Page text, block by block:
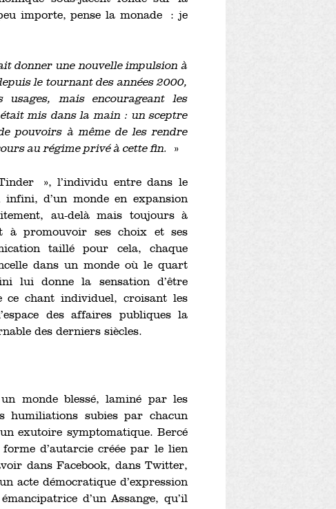
importe, pense la monade : je
donner une nouvelle impulsion à
le tournant des années 2000,
mais encourageant les
mis dans la main : un sceptre
pouvoirs à même de les rendre
au régime privé à cette fin.
»
», l’individu entre dans le
d’un monde en expansion
au-delà mais toujours à
à promouvoir ses choix et ses
taillé pour cela, chaque
dans un monde où le quart
lui donne la sensation d’être
ce chant individuel, croisant les
des affaires publiques la
des derniers siècles.
un monde blessé, laminé par les
humiliations subies par chacun
exutoire symptomatique. Bercé
forme d’autarcie créée par le lien
dans Facebook, dans Twitter,
acte démocratique d’expression
d’un Assange, qu’il